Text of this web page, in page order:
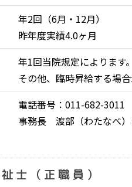
年2回（6月・12月）
昨年度実績4.0ヶ月
年1回当院規定によります。
その他、臨時昇給する場合
電話番号：011-682-3011
事務長 渡部（わたなべ
祉士（正職員）